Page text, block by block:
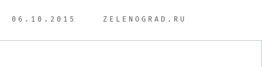
06.10.2015 ZELENOGRAD.RU